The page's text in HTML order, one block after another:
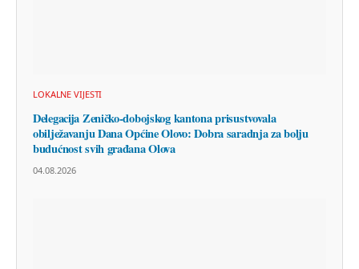
LOKALNE VIJESTI
Delegacija Zeničko-dobojskog kantona prisustvovala
obilježavanju Dana Općine Olovo: Dobra saradnja za bolju
budućnost svih građana Olova
04.08.2026